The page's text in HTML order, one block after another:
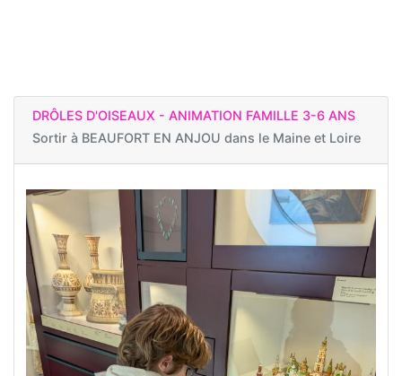
DRÔLES D'OISEAUX - ANIMATION FAMILLE 3-6 ANS
Sortir à BEAUFORT EN ANJOU dans le Maine et Loire